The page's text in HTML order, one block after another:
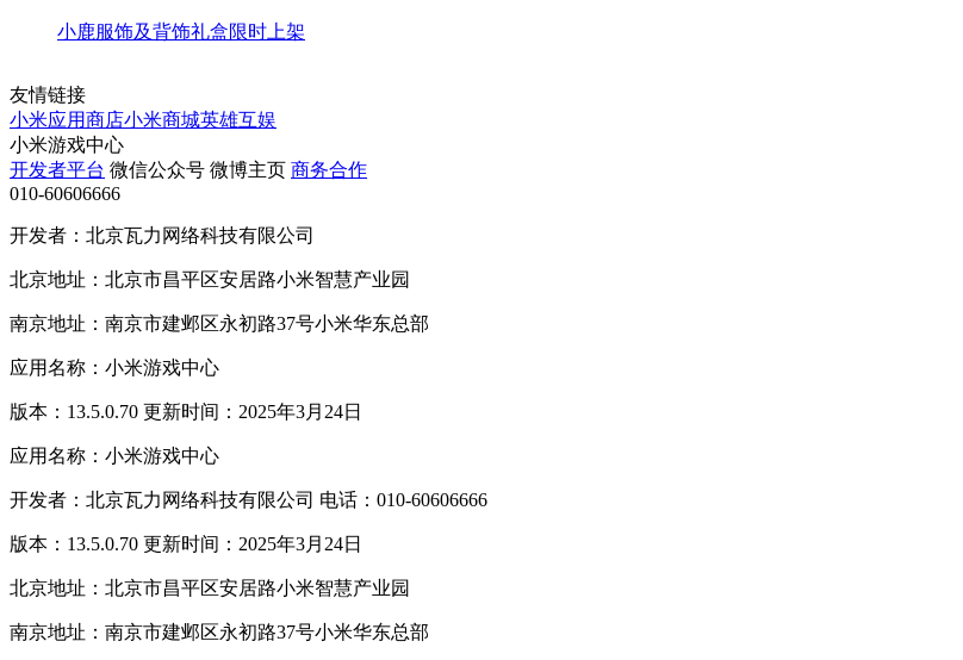
小鹿服饰及背饰礼盒限时上架
友情链接
小米应用商店小米商城英雄互娱
小米游戏中心
开发者平台 微信公众号 微博主页 商务合作
010-60606666
开发者：北京瓦力网络科技有限公司
北京地址：北京市昌平区安居路小米智慧产业园
南京地址：南京市建邺区永初路37号小米华东总部
应用名称：小米游戏中心
版本：13.5.0.70 更新时间：2025年3月24日
应用名称：小米游戏中心
开发者：北京瓦力网络科技有限公司 电话：010-60606666
版本：13.5.0.70 更新时间：2025年3月24日
北京地址：北京市昌平区安居路小米智慧产业园
南京地址：南京市建邺区永初路37号小米华东总部